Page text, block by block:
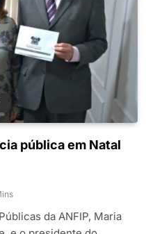
pública em Natal
da ANFIP, Maria